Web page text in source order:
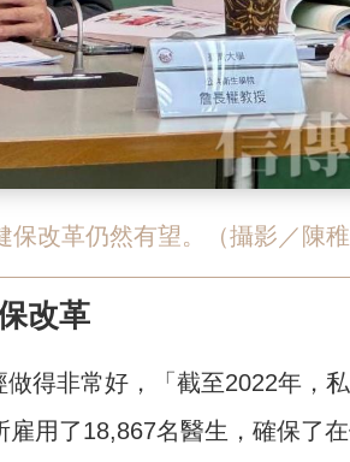
改革仍然有望。 （攝影／陳稚
改革
得非常好，「截至2022年，
用了18,867名醫生，確保了